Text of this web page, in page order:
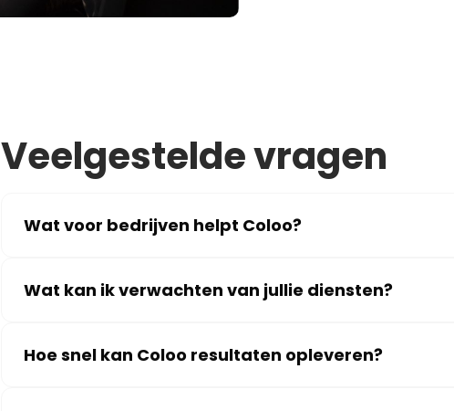
Veelgestelde vragen
Wat voor bedrijven helpt Coloo?
Wat kan ik verwachten van jullie diensten?
Hoe snel kan Coloo resultaten opleveren?